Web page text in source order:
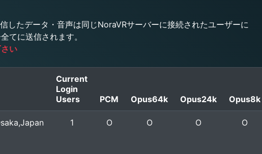
たデータ・音声は同じNoraVRサーバーに接続されたユーザーに
てに送信されます。
い
Current
Login
Users
PCM Opus64k Opus24k Opus8k
1 O O O O